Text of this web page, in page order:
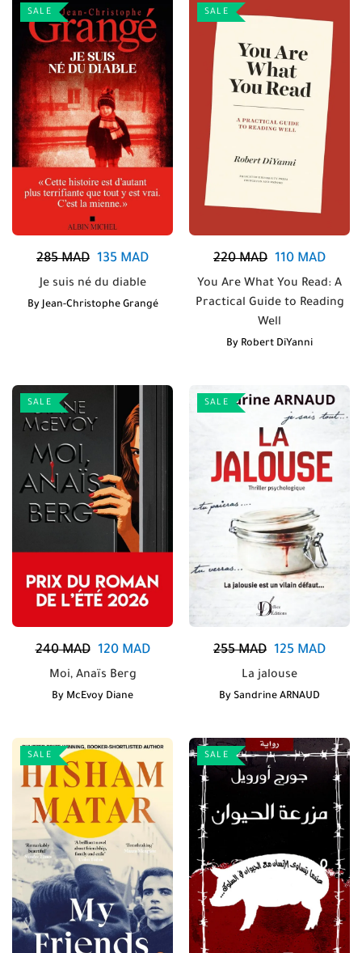
SALE
285MAD 135 MAD
Je suis né du diable
By Jean-Christophe Grangé
SALE
220MAD 110 MAD
You Are What You Read: A
Practical Guide to Reading
Well
By Robert DiYanni
SALE
240MAD 120MAD
Moi, Anaïs Berg
By McEvoy Diane
SALE
255MAD 125 MAD
La jalouse
By Sandrine ARNAUD
SALE SALE